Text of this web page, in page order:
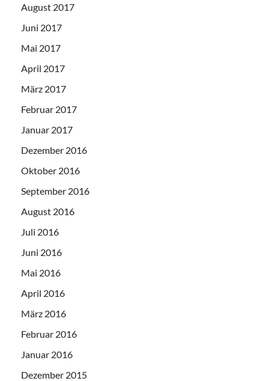
August 2017
Juni 2017
Mai 2017
April 2017
März 2017
Februar 2017
Januar 2017
Dezember 2016
Oktober 2016
September 2016
August 2016
Juli 2016
Juni 2016
Mai 2016
April 2016
März 2016
Februar 2016
Januar 2016
Dezember 2015